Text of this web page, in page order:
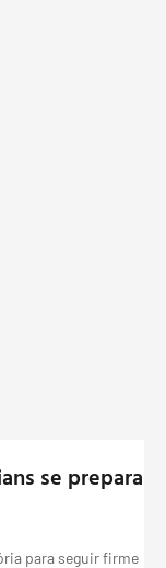
se prepara
para seguir firme